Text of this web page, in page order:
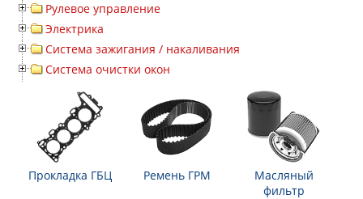
Рулевое управление
Электрика
Система зажигания / накаливания
Система очистки окон
Прокладка ГБЦ Ремень ГРМ
Масляный
фильтр